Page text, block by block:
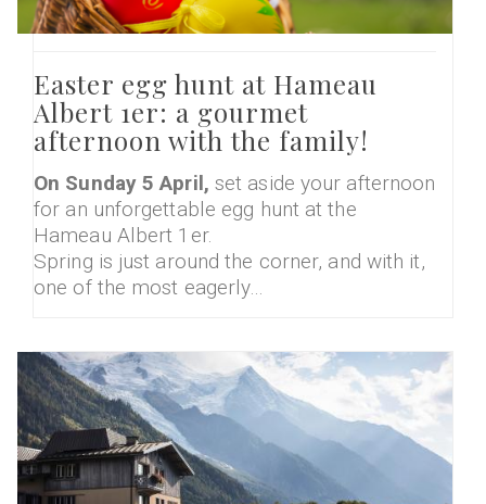
Easter egg hunt at Hameau
Albert 1er: a gourmet
afternoon with the family!
On Sunday 5 April, set aside your afternoon
for an unforgettable egg hunt at the
Hameau Albert 1er.
Spring is just around the corner, and with it,
one of the most eagerly…